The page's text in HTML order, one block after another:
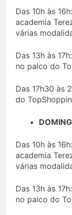
Das 10h às
academia
várias
Das 13h às
no palco do
Das 17h30 às
do
Das 10h às
academia
várias
Das 13h às
no palco do